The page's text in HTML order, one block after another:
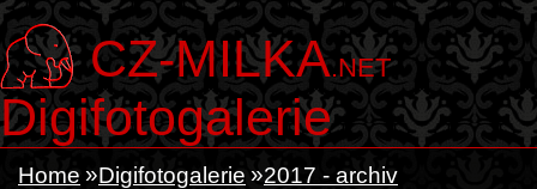
CZ-MILKA.NET
Digifotogalerie
Home Digifotogalerie
2017 - archiv